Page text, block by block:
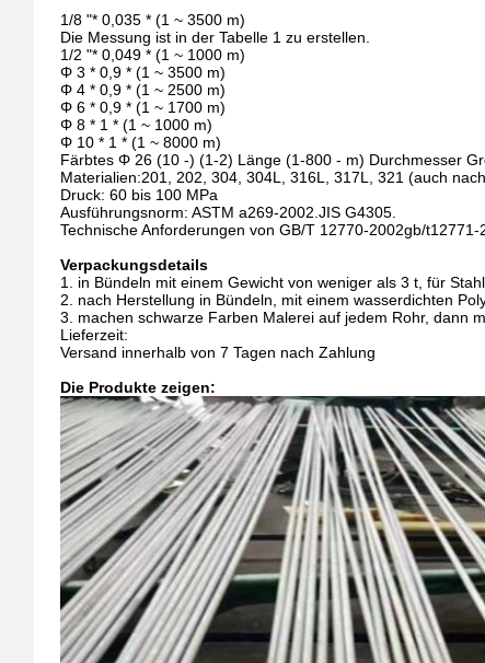
1/8 "* 0,035 * (1 ~ 3500 m)
Die Messung ist in der Tabelle 1 zu erstellen.
1/2 "* 0,049 * (1 ~ 1000 m)
Φ 3 * 0,9 * (1 ~ 3500 m)
Φ 4 * 0,9 * (1 ~ 2500 m)
Φ 6 * 0,9 * (1 ~ 1700 m)
Φ 8 * 1 * (1 ~ 1000 m)
Φ 10 * 1 * (1 ~ 8000 m)
Färbtes Φ 26 (10 -) (1-2) Länge (1-800 - m) Durchmesser
Materialien:201, 202, 304, 304L, 316L, 317L, 321 (auch
Druck: 60 bis 100 MPa
Ausführungsnorm: ASTM a269-2002.JIS G4305.
Technische Anforderungen von GB/T 12770-2002gb/t12771-
Verpackungsdetails
1. in Bündeln mit einem Gewicht von weniger als 3 t, für
2. nach Herstellung in Bündeln, mit einem wasserdichten
3. machen schwarze Farben Malerei auf jedem Rohr, dann
Lieferzeit:
Versand innerhalb von 7 Tagen nach Zahlung
Die Produkte zeigen: